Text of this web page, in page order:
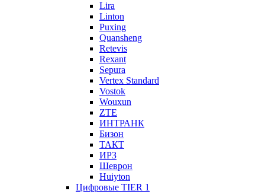
Lira
Linton
Puxing
Quansheng
Retevis
Rexant
Sepura
Vertex Standard
Vostok
Wouxun
ZTE
ИНТРАНК
Бизон
ТАКТ
ИРЗ
Шеврон
Huiyton
Цифровые TIER 1